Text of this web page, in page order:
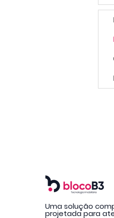
Uma solução
projetada para